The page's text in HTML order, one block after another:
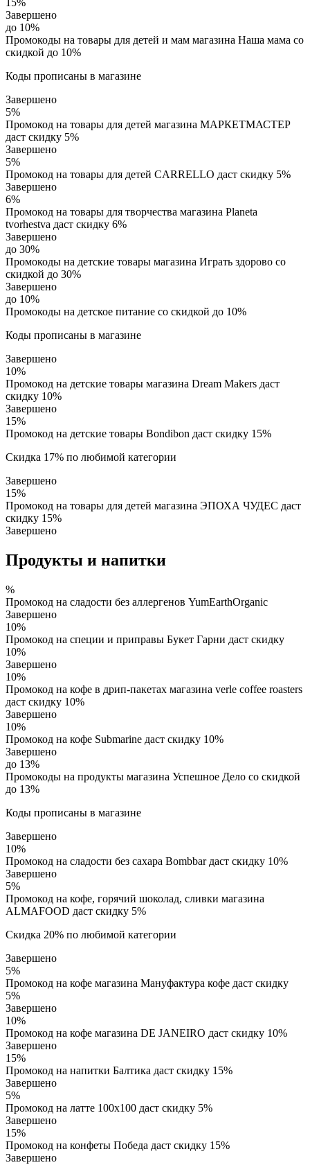
15%
Завершено
до 10%
Промокоды на товары для детей и мам магазина Наша мама со
скидкой до 10%
Коды прописаны в магазине
Завершено
5%
Промокод на товары для детей магазина МАРКЕТМАСТЕР
даст скидку 5%
Завершено
5%
Промокод на товары для детей CARRELLO даст скидку 5%
Завершено
6%
Промокод на товары для творчества магазина Planeta
tvorhestva даст скидку 6%
Завершено
до 30%
Промокоды на детские товары магазина Играть здорово со
скидкой до 30%
Завершено
до 10%
Промокоды на детское питание со скидкой до 10%
Коды прописаны в магазине
Завершено
10%
Промокод на детские товары магазина Dream Makers даст
скидку 10%
Завершено
15%
Промокод на детские товары Bondibon даст скидку 15%
Скидка 17% по любимой категории
Завершено
15%
Промокод на товары для детей магазина ЭПОХА ЧУДЕС даст
скидку 15%
Завершено
Продукты и напитки
%
Промокод на сладости без аллергенов YumEarthOrganic
Завершено
10%
Промокод на специи и приправы Букет Гарни даст скидку
10%
Завершено
10%
Промокод на кофе в дрип-пакетах магазина verle coffee roasters
даст скидку 10%
Завершено
10%
Промокод на кофе Submarine даст скидку 10%
Завершено
до 13%
Промокоды на продукты магазина Успешное Дело со скидкой
до 13%
Коды прописаны в магазине
Завершено
10%
Промокод на сладости без сахара Bombbar даст скидку 10%
Завершено
5%
Промокод на кофе, горячий шоколад, сливки магазина
ALMAFOOD даст скидку 5%
Скидка 20% по любимой категории
Завершено
5%
Промокод на кофе магазина Мaнуфактура кофе даст скидку
5%
Завершено
10%
Промокод на кофе магазина DE JANEIRO даст скидку 10%
Завершено
15%
Промокод на напитки Балтика даст скидку 15%
Завершено
5%
Промокод на латте 100х100 даст скидку 5%
Завершено
15%
Промокод на конфеты Победа даст скидку 15%
Завершено